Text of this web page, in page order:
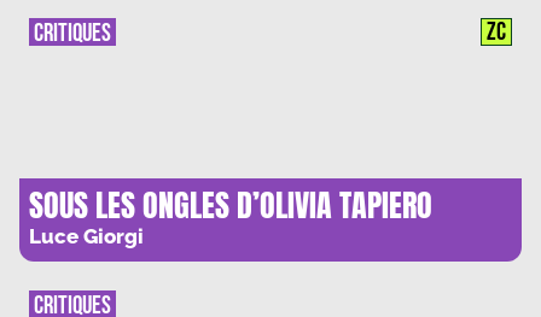
SOUS LES ONGLES D’OLIVIA TAPIERO
Luce Giorgi
CRITIQUES ZC
CRITIQUES